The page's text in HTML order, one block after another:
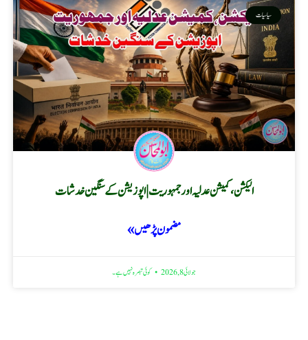
سیاسیات
الیکشن، کمیشن عدلیہ اور جمہوریت | اپوزیشن کے سنگین خدشات
مضمون پڑھیں »
جولائی 8, 2026 کوئی تبصرہ نہیں ہے۔